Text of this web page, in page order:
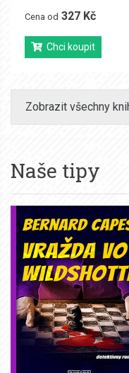
Cena od 327 Kč
Chci koupit
Zobrazit všechny
Naše tipy